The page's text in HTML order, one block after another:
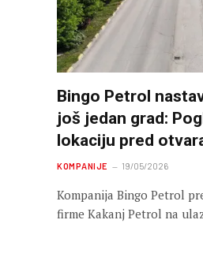
Bingo Petrol
još jedan grad:
lokaciju pred
KOMPANIJE 19/05/2026
Kompanija Bingo Petrol
firme Kakanj Petrol na